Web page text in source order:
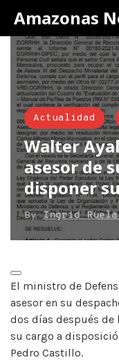
Amazonas
Actualidad
Walter
asesor de
disponer
ByIngrid
El ministro de
asesor en su
dos días después de
su cargo a
Pedro Castillo.